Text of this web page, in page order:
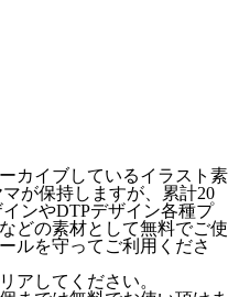
カイブしているイラスト素
マが保持しますが、累計20
ンやDTPデザイン各種プ
どの素材として無料でご使
ルを守ってご利用くださ
アしてください。